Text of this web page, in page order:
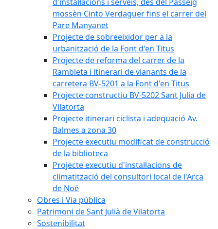
mossèn Cinto Verdaguer fins el carrer del
Pare Manyanet
Projecte de sobreeixidor per a la
urbanització de la Font d'en Titus
Projecte de reforma del carrer de la
Rambleta i itinerari de vianants de la
carretera BV-5201 a la Font d'en Titus
Projecte constructiu BV-5202 Sant Julia de
Vilatorta
Projecte itinerari ciclista i adequació Av.
Balmes a zona 30
Projecte executiu modificat de construcció
de la biblioteca
Projecte executiu d'instal·lacions de
climatització del consultori local de l'Arca
de Noé
Obres i Via pública
Patrimoni de Sant Julià de Vilatorta
Sostenibilitat